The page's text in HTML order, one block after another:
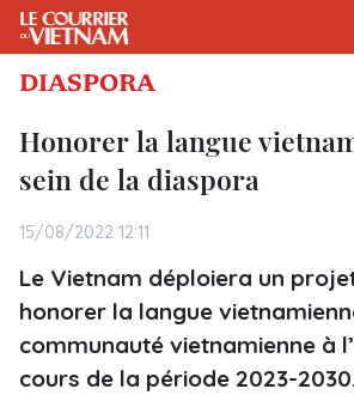
DIASPORA
Honorer la langue
sein de la diaspora
15/08/2022 12:11
Le Vietnam déploiera un
honorer la langue
communauté vietnamienne à
cours de la période 2023-